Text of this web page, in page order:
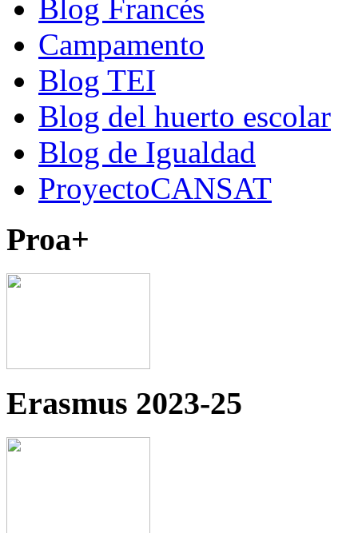
Blog Francés
Campamento
Blog TEI
Blog del huerto escolar
Blog de Igualdad
ProyectoCANSAT
Proa+
Erasmus 2023-25